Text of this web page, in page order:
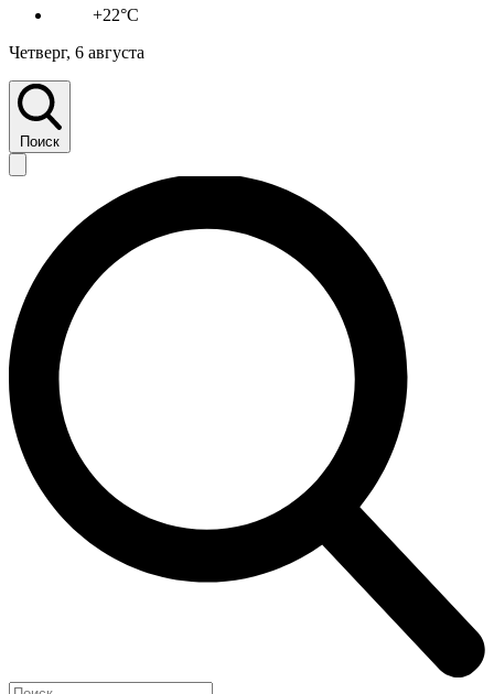
+22°C
Четверг, 6 августа
Поиск